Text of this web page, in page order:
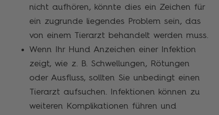
nicht aufhören, könnte dies ein Zeichen für
ein zugrunde liegendes Problem sein, das
von einem Tierarzt behandelt werden muss.
Wenn Ihr Hund Anzeichen einer Infektion
zeigt, wie z. B. Schwellungen, Rötungen
oder Ausfluss, sollten Sie unbedingt einen
Tierarzt aufsuchen. Infektionen können zu
weiteren Komplikationen führen und